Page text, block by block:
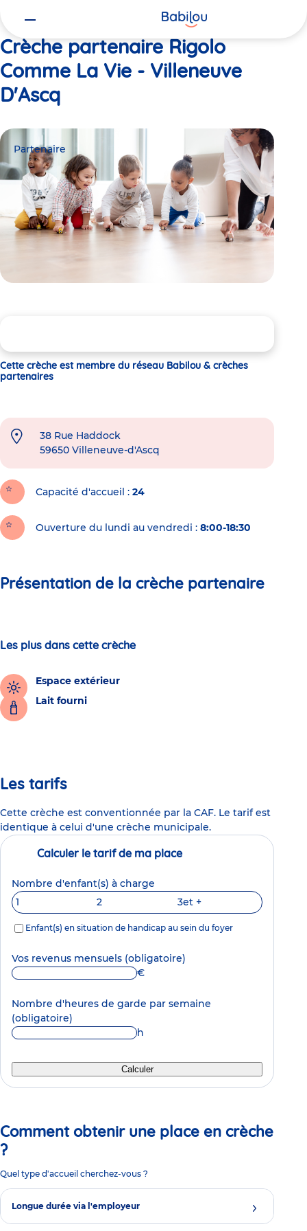
Crèche partenaire Rigolo
Comme La Vie - Villeneuve
D'Ascq
Partenaire
Cette crèche est membre du réseau Babilou & crèches
partenaires
38 Rue Haddock
59650 Villeneuve-d'Ascq
Capacité d'accueil 24
Ouverture du lundi au vendredi : 8:00-18:30
Présentation de la crèche partenaire
Les plus dans cette crèche
Espace extérieur
Lait fourni
Les tarifs
Cette crèche est conventionnée par la CAF. Le tarif est
identique à celui d'une crèche municipale.
Calculer le tarif de ma place
Nombre d'enfant(s) à charge
1
2 3et +
Enfant(s) en situation de handicap au sein du foyer
Vos revenus mensuels (obligatoire)
€
Nombre d'heures de garde par semaine
(obligatoire)
h
Calculer
Comment obtenir une place en crèche
?
Quel type d'accueil cherchez-vous ?
Longue durée via l'employeur